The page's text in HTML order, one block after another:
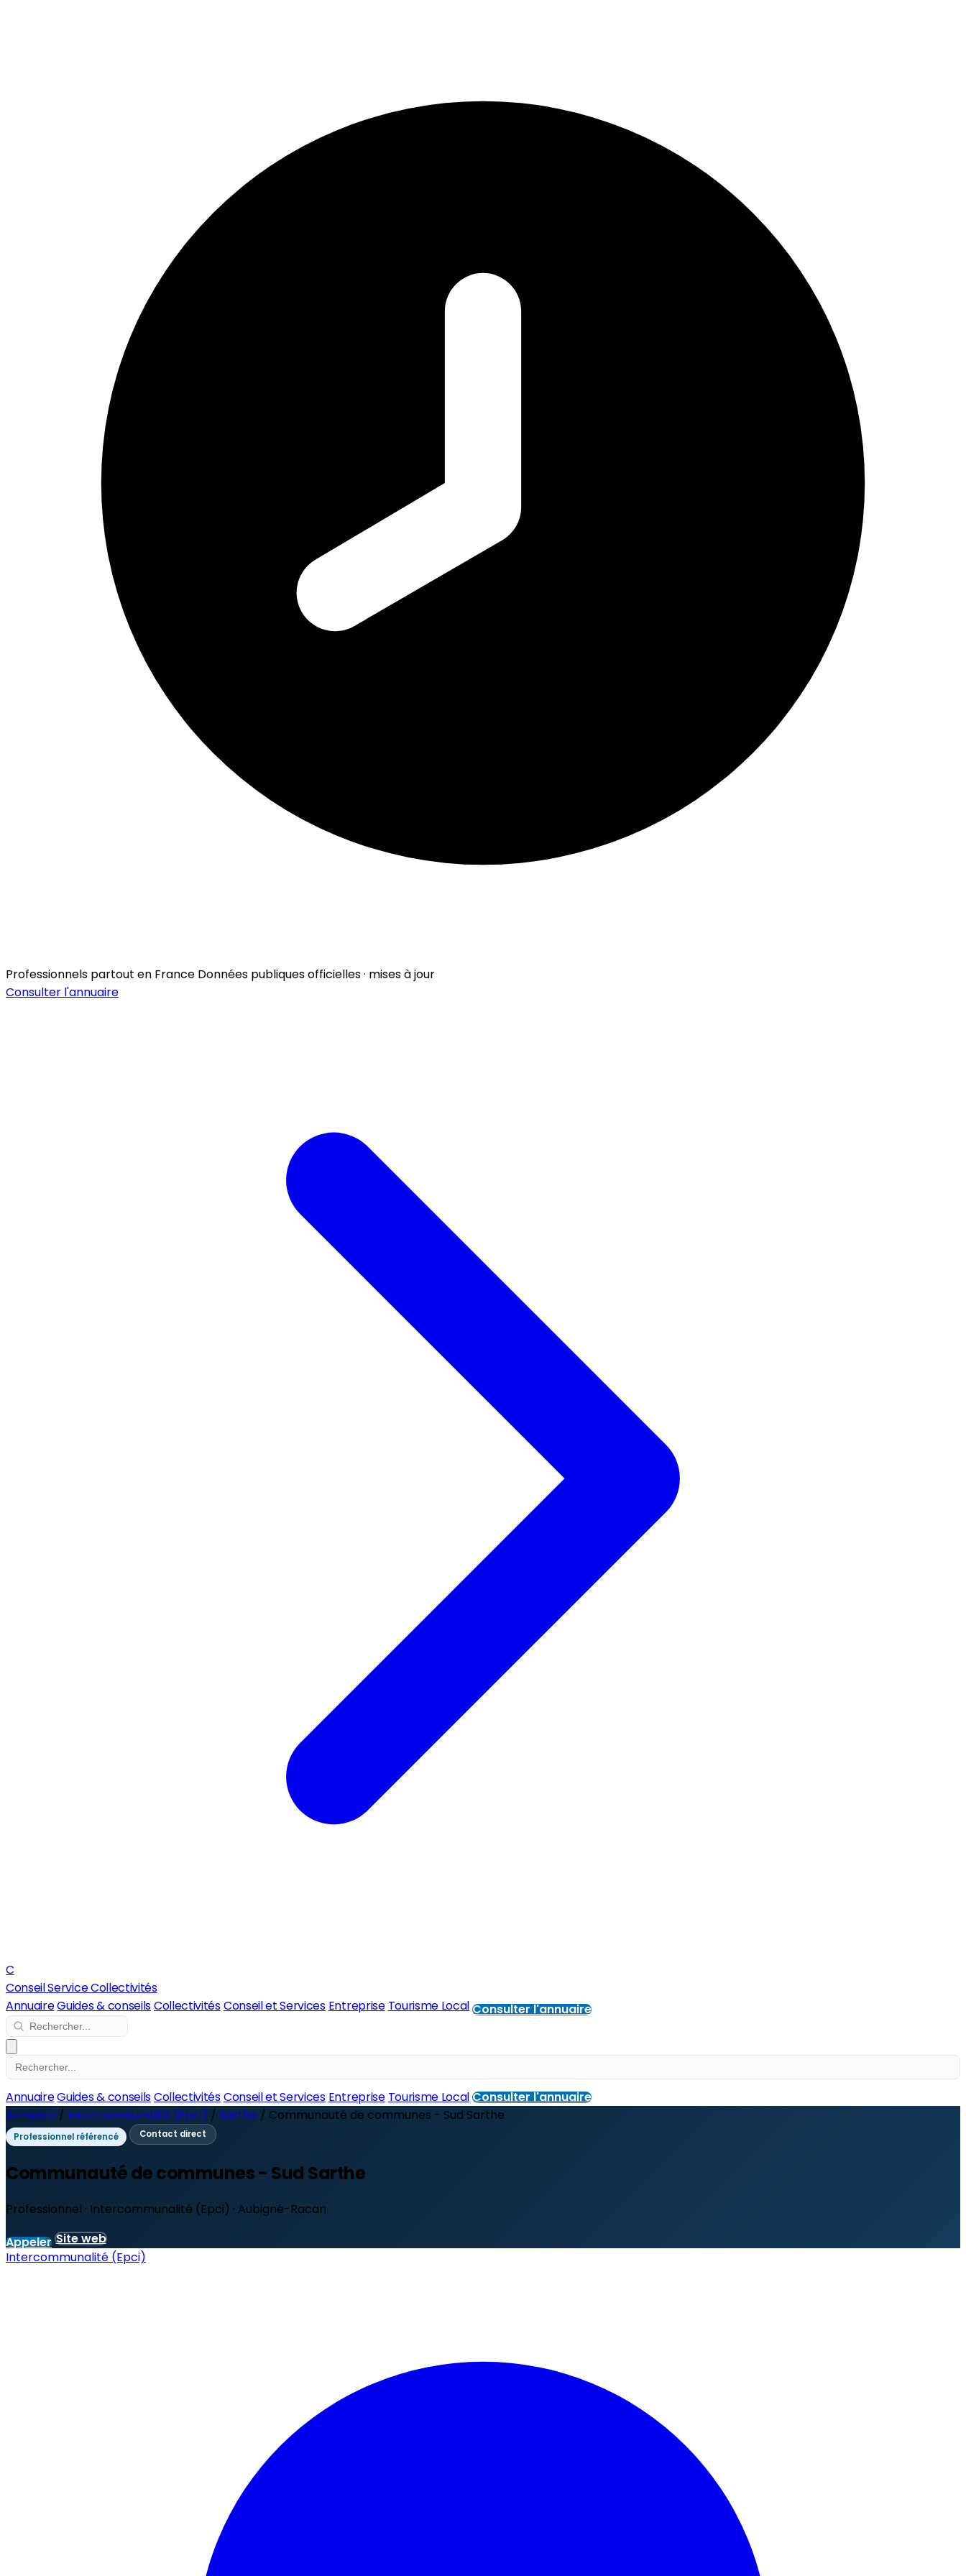
Professionnels partout en France Données publiques officielles · mises à jour
Consulter l'annuaire
C
Conseil Service Collectivités
AnnuaireGuides & conseilsCollectivitésConseil et Services Entreprise Tourisme LocalConsulter l'annuaire
AnnuaireGuides & conseilsCollectivitésConseil et Services Entreprise Tourisme LocalConsulter l'annuaire
Annuaire / Intercommunalité (Epci) / Sarthe / Communauté de communes - Sud Sarthe
Professionnel référencé Contact direct
Communauté de communes - Sud Sarthe
Professionnel · Intercommunalité (Epci) · Aubigné-Racan
Appeler Site web
Intercommunalité (Epci)